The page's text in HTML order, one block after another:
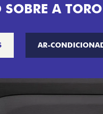
SOBRE A TORO
AR-